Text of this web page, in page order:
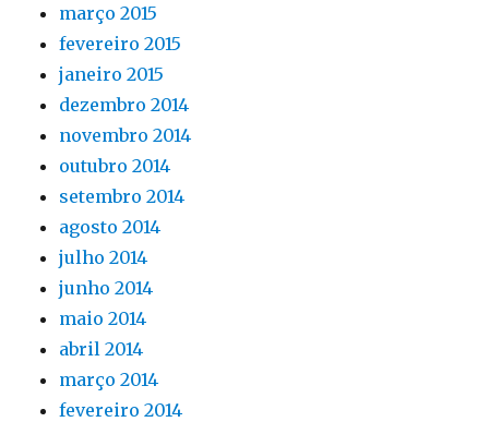
março 2015
fevereiro 2015
janeiro 2015
dezembro 2014
novembro 2014
outubro 2014
setembro 2014
agosto 2014
julho 2014
junho 2014
maio 2014
abril 2014
março 2014
fevereiro 2014